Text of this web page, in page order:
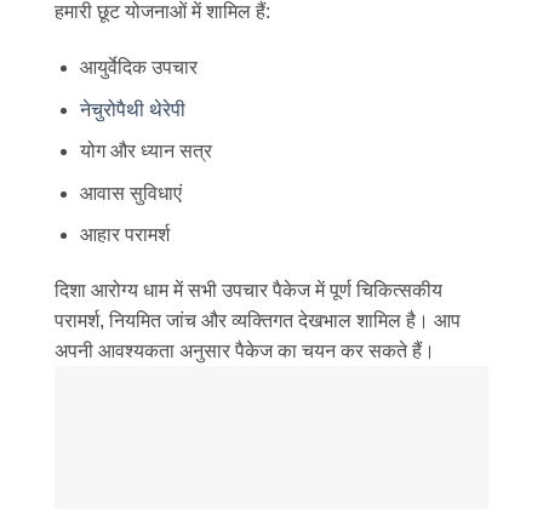
हमारी छूट योजनाओं में शामिल हैं:
आयुर्वेदिक उपचार
नेचुरोपैथी थेरेपी
योग और ध्यान सत्र
आवास सुविधाएं
आहार परामर्श
दिशा आरोग्य धाम में सभी उपचार पैकेज में पूर्ण चिकित्सकीय
परामर्श, नियमित जांच और व्यक्तिगत देखभाल शामिल है। आप
अपनी आवश्यकता अनुसार पैकेज का चयन कर सकते हैं।